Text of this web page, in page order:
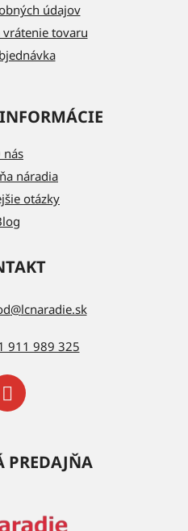
údajov
vrátenie tovaru
nás
náradia
otázky
@lcnaradie.sk
911 989 325
PREDAJŇA